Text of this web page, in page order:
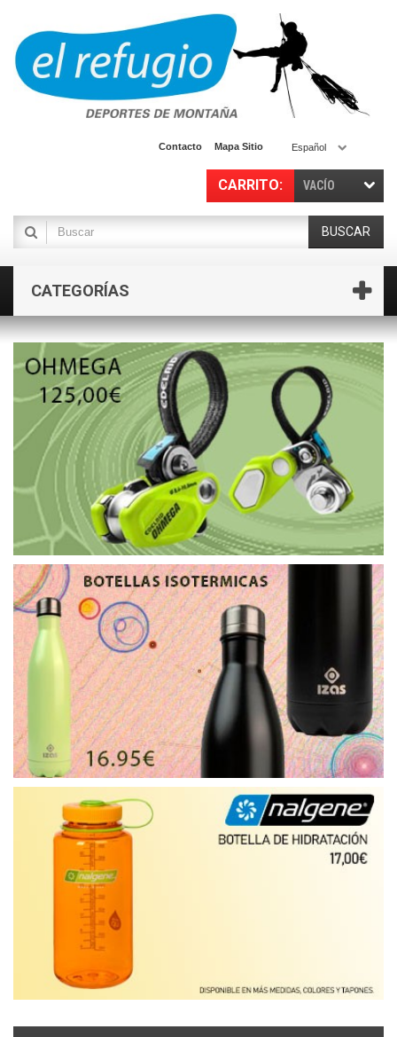
Español
Contacto Mapa Sitio
CARRITO: VACÍO
BUSCAR
CATEGORÍAS